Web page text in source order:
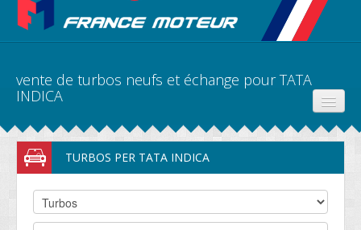
vente de turbos neufs et échange pour TATA
INDICA
PRODUITS
DEVIS BV
TURBOS PER TATA INDICA